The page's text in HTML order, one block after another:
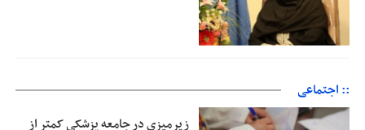
:: اجتماعی
زیرمیزی در جامعه پزشکی کمتر از